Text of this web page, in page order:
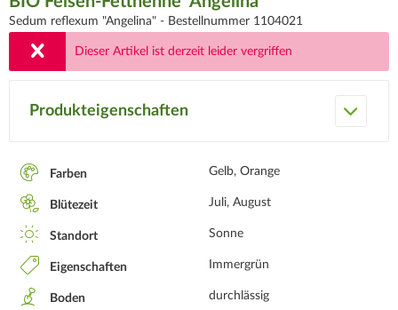
Sedum reflexum "Angelina" - Bestellnummer 1104021
Dieser Artikel ist derzeit leider vergriffen
Produkteigenschaften
Farben Gelb, Orange
Blütezeit Juli, August
Standort Sonne
Eigenschaften Immergrün
Boden durchlässig